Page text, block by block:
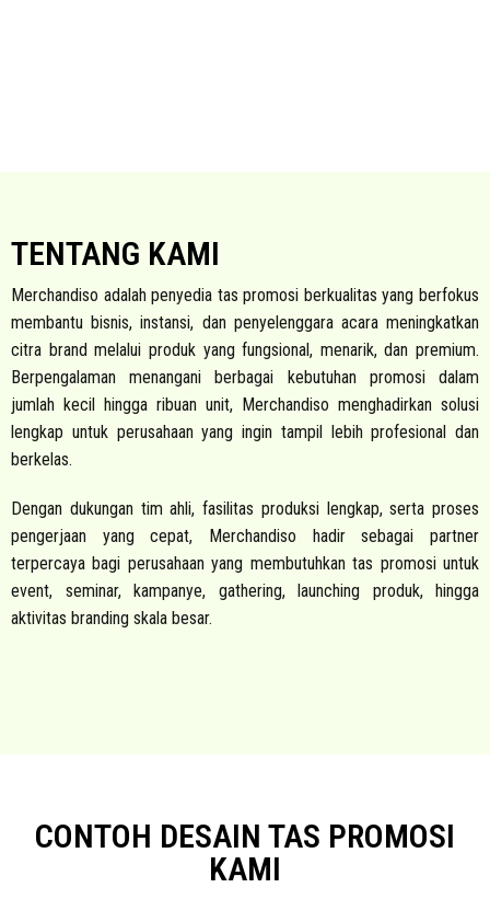
TENTANG KAMI
Merchandiso adalah penyedia tas promosi berkualitas yang berfokus
membantu bisnis, instansi, dan penyelenggara acara meningkatkan
citra brand melalui produk yang fungsional, menarik, dan premium.
Berpengalaman menangani berbagai kebutuhan promosi dalam
jumlah kecil hingga ribuan unit, Merchandiso menghadirkan solusi
lengkap untuk perusahaan yang ingin tampil lebih profesional dan
berkelas.
Dengan dukungan tim ahli, fasilitas produksi lengkap, serta proses
pengerjaan yang cepat, Merchandiso hadir sebagai partner
terpercaya bagi perusahaan yang membutuhkan tas promosi untuk
event, seminar, kampanye, gathering, launching produk, hingga
aktivitas branding skala besar.
CONTOH DESAIN TAS PROMOSI
KAMI